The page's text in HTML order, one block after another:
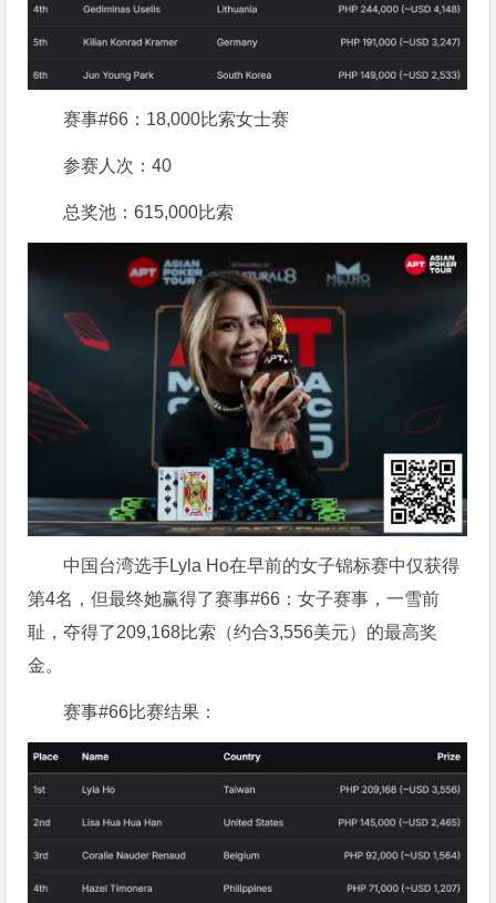
赛事#66：18,000比索女士赛
参赛人次：40
总奖池：615,000比索
中国台湾选手Lyla Ho在早前的女子锦标赛中仅获得
第4名，但最终她赢得了赛事#66：女子赛事，一雪前
耻，夺得了209,168比索（约合3,556美元）的最高奖
金。
赛事#66比赛结果：